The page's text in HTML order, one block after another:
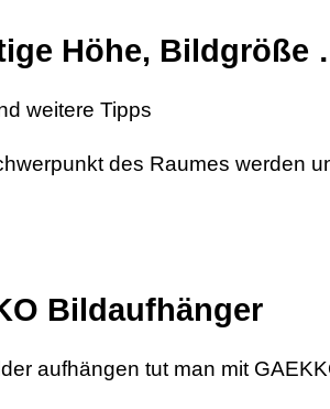
Höhe, Bildgröße
weitere Tipps
des Raumes werden
Bildaufhänger
aufhängen tut man mit